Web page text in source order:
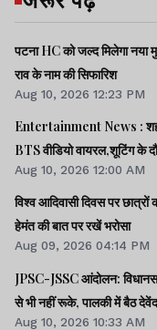
पटना HC को जल्द मिलेगा नया
राव के नाम की सिफारिश
Aug 10, 2026 12:23 PM
Entertainment News :
BTS वीडियो वायरल,शूटिंग के
Aug 10, 2026 12:00 AM
विश्व आदिवासी दिवस पर
हेमंत की बात पर रखें भरोसा
Aug 09, 2026 04:14 PM
JPSC-JSSC आंदोलन:
से भी नहीं रूके, पालकी में बैठ
Aug 10, 2026 10:33 AM